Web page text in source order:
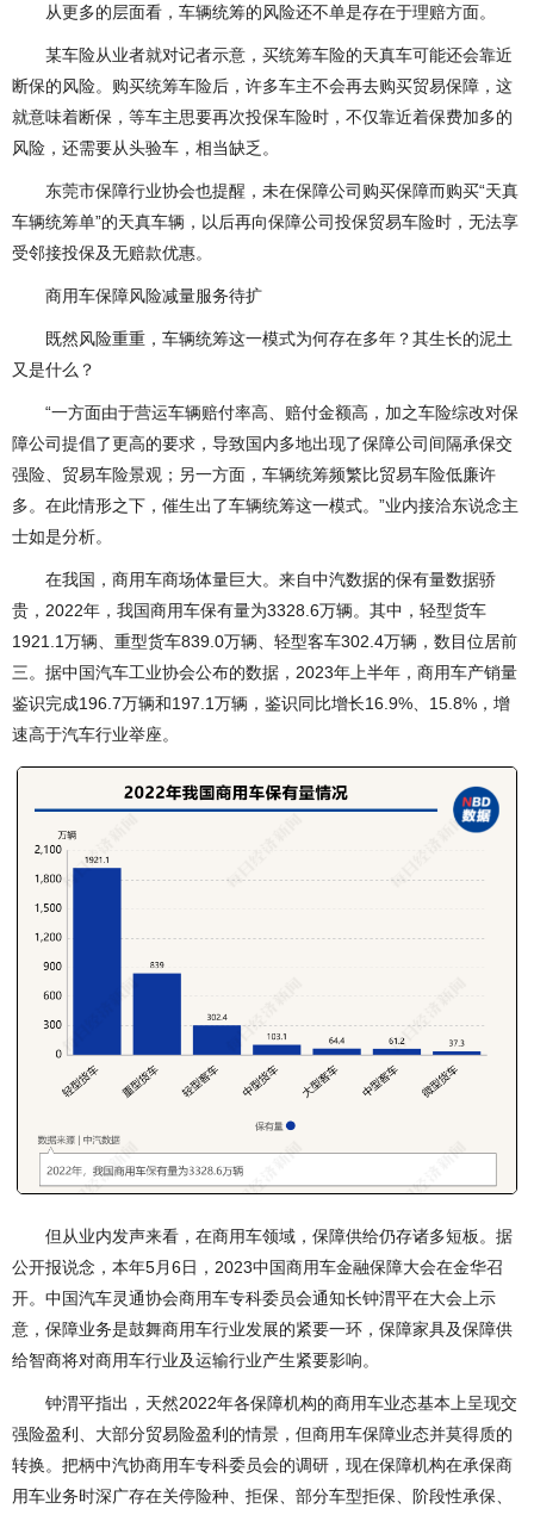
从更多的层面看，车辆统筹的风险还不单是存在于理赔方面。
某车险从业者就对记者示意，买统筹车险的天真车可能还会靠近
断保的风险。购买统筹车险后，许多车主不会再去购买贸易保障，这
就意味着断保，等车主思要再次投保车险时，不仅靠近着保费加多的
风险，还需要从头验车，相当缺乏。
东莞市保障行业协会也提醒，未在保障公司购买保障而购买“天真
车辆统筹单”的天真车辆，以后再向保障公司投保贸易车险时，无法享
受邻接投保及无赔款优惠。
商用车保障风险减量服务待扩
既然风险重重，车辆统筹这一模式为何存在多年？其生长的泥土
又是什么？
“一方面由于营运车辆赔付率高、赔付金额高，加之车险综改对保
障公司提倡了更高的要求，导致国内多地出现了保障公司间隔承保交
强险、贸易车险景观；另一方面，车辆统筹频繁比贸易车险低廉许
多。在此情形之下，催生出了车辆统筹这一模式。”业内接洽东说念主
士如是分析。
在我国，商用车商场体量巨大。来自中汽数据的保有量数据骄
贵，2022年，我国商用车保有量为3328.6万辆。其中，轻型货车
1921.1万辆、重型货车839.0万辆、轻型客车302.4万辆，数目位居前
三。据中国汽车工业协会公布的数据，2023年上半年，商用车产销量
鉴识完成196.7万辆和197.1万辆，鉴识同比增长16.9%、15.8%，增
速高于汽车行业举座。
但从业内发声来看，在商用车领域，保障供给仍存诸多短板。据
公开报说念，本年5月6日，2023中国商用车金融保障大会在金华召
开。中国汽车灵通协会商用车专科委员会通知长钟渭平在大会上示
意，保障业务是鼓舞商用车行业发展的紧要一环，保障家具及保障供
给智商将对商用车行业及运输行业产生紧要影响。
钟渭平指出，天然2022年各保障机构的商用车业态基本上呈现交
强险盈利、大部分贸易险盈利的情景，但商用车保障业态并莫得质的
转换。把柄中汽协商用车专科委员会的调研，现在保障机构在承保商
用车业务时深广存在关停险种、拒保、部分车型拒保、阶段性承保、